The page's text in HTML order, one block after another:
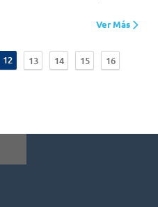
Ver Más
12 13 14 15 16